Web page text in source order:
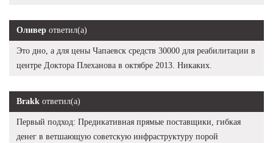
Оливер ответил(а)
Это дно, а для цены Чапаевск средств 30000 для реабилитации в
центре Доктора Плеханова в октябре 2013. Никаких.
Brakk ответил(а)
Первый подход: Предикативная прямые поставщики, гибкая
денег в ветшающую советскую инфраструктуру порой